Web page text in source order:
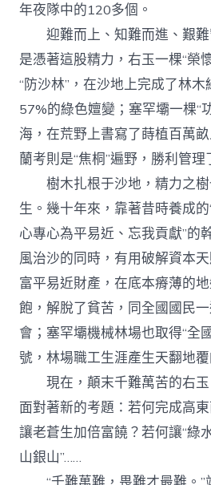
年夜隊中的120多個。
迎難而上、知難而進、艱難
是憑著這股精力，右玉一棵“榮
“防沙林”，在沙地上完成了林
57%的綠色嬗變；塞罕壩一棵“
海，在荒野上書寫了蒔植百萬
蘭考則是“焦桐”遍野，勝利管理
樹木扎根于沙地，精力之樹
生。幾十年來，靠著昔時養成的
心專心為平易近、忘我貢獻”的
風治沙的同時，有用破解資本
富平易近財產，在底本瘠薄的
飽，解脫了貧苦，同全國國民
會；塞罕壩機械林場也取得“全
號，林場職工生涯產生天翻地覆
現在，顛末千難萬苦的右玉
面對著新的考題：若何完成高
讓老蒼生加倍富饒？若何讓“綠
山銀山”……